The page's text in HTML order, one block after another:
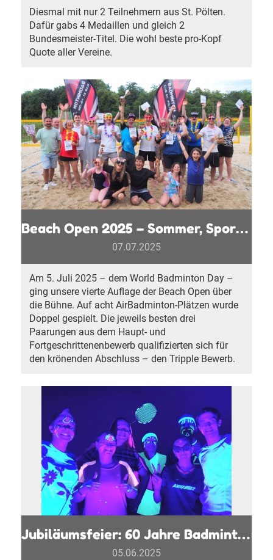
Diesmal mit nur 2 Teilnehmern aus St. Pölten.
Dafür gabs 4 Medaillen und gleich 2
Bundesmeister-Titel. Die wohl beste pro-Kopf
Quote aller Vereine.
Beach Open 2025 – Sommer, Sport und Festival Stimmung
07.07.2025
Am 5. Juli 2025 – dem World Badminton Day –
ging unsere vierte Auflage der Beach Open über
die Bühne. Auf acht AirBadminton-Plätzen wurde
Doppel gespielt. Die jeweils besten drei
Paarungen aus dem Haupt- und
Fortgeschrittenenbewerb qualifizierten sich für
den krönenden Abschluss – den Tripple Bewerb.
Jubiläumsfeier: 60 Jahre Badminton Club St. Pölten
05.06.2025